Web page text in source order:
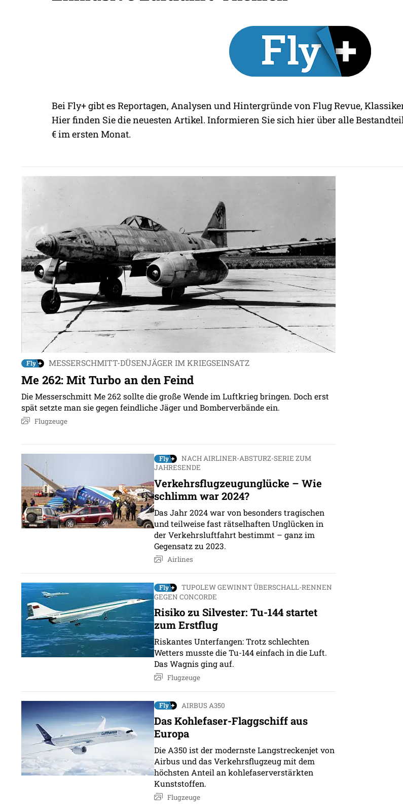
Bei Fly+ gibt es Reportagen, Analysen und Hintergründe von Flug Revue,
Hier finden Sie die neuesten Artikel. Informieren Sie sich hier über alle
€ im ersten Monat.
MESSERSCHMITT-DÜSENJÄGER IM KRIEGSEINSATZ
Me 262: Mit Turbo an den Feind
Die Messerschmitt Me 262 sollte die große Wende im Luftkrieg bringen. Doch erst
spät setzte man sie gegen feindliche Jäger und Bomberverbände ein.
Flugzeuge
NACH AIRLINER-ABSTURZ-SERIE ZUM
JAHRESENDE
Verkehrsflugzeugunglücke – Wie
schlimm war 2024?
Das Jahr 2024 war von besonders tragischen
und teilweise fast rätselhaften Unglücken in
der Verkehrsluftfahrt bestimmt – ganz im
Gegensatz zu 2023.
Airlines
TUPOLEW GEWINNT ÜBERSCHALL-RENNEN
GEGEN CONCORDE
Risiko zu Silvester: Tu-144 startet
zum Erstflug
Riskantes Unterfangen: Trotz schlechten
Wetters musste die Tu-144 einfach in die Luft.
Das Wagnis ging auf.
Flugzeuge
AIRBUS A350
Das Kohlefaser-Flaggschiff aus
Europa
Die A350 ist der modernste Langstreckenjet von
Airbus und das Verkehrsflugzeug mit dem
höchsten Anteil an kohlefaserverstärkten
Kunststoffen.
Flugzeuge